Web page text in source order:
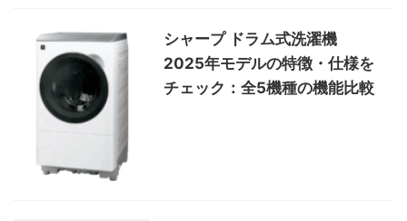
シャープ ドラム式洗濯機
2025年モデルの特徴・仕様を
チェック：全5機種の機能比較